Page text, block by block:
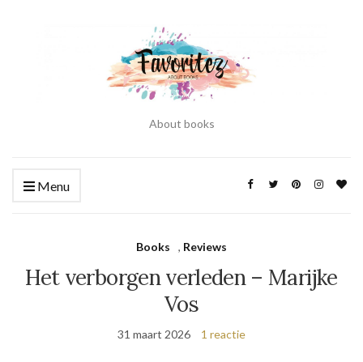
About books
Menu
Books , Reviews
Het verborgen verleden – Marijke
Vos
31 maart 2026 1 reactie